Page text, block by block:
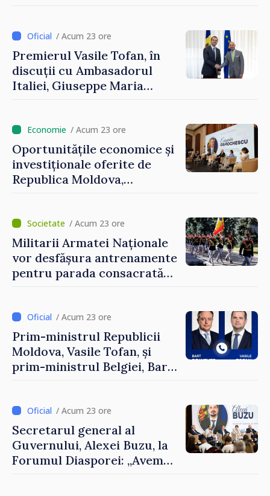
/ Acum 23 ore
Premierul Vasile Tofan, în
discuții cu Ambasadorul
Italiei, Giuseppe Maria
/ Acum 23 ore
Oportunitățile economice și
investiționale oferite de
Republica Moldova,
Forumul Diasporei
/ Acum 23 ore
Militarii Armatei Naționale
vor desfășura antrenamente
pentru parada consacrată
/ Acum 23 ore
Prim-ministrul Republicii
Moldova, Vasile Tofan, și
prim-ministrul Belgiei, Bart
al Republicii Moldova.
/ Acum 23 ore
Secretarul general al
Guvernului, Alexei Buzu, la
Forumul Diasporei: „Avem